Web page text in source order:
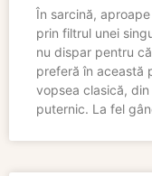
În sarcină,
prin filtrul unei
nu dispar pentru
preferă în această
vopsea clasică,
puternic. La fel